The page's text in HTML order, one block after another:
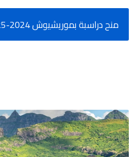
منح دراسبة بموريشيوش 2024-2025